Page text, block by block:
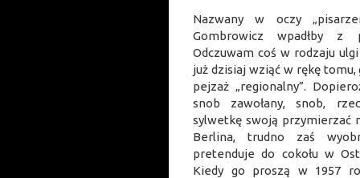
Nazwany w oczy
Gombrowicz wpadłby z
Odczuwam coś w rodzaju
już dzisiaj wziąć w rękę
pejzaż „regionalny”.
snob zawołany, snob,
sylwetkę swoją przymierzać
Berlina, trudno zaś
pretenduje do cokołu w
Kiedy go proszą w 1957